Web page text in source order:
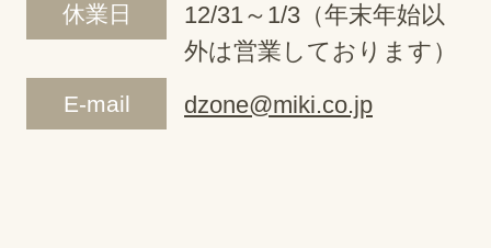
休業日
12/31～1/3（年末年始以
外は営業しております）
E-mail dzone@miki.co.jp